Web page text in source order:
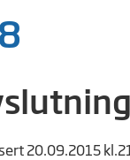
20.09.2015